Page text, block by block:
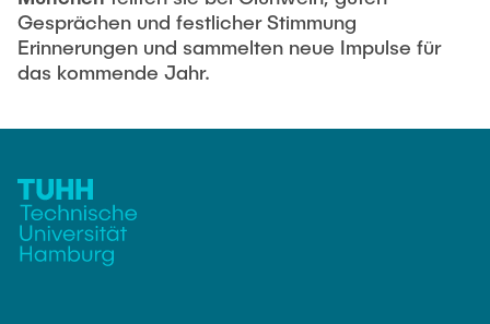
Gesprächen und festlicher Stimmung
Erinnerungen und sammelten neue Impulse für
das kommende Jahr.